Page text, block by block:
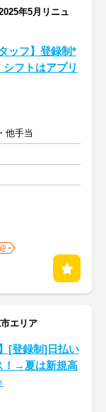
年5月リニュ
ッフ】登録制*
フトはアプリ
他手当
エリア
[登録制]日払い
！→夏は新規高